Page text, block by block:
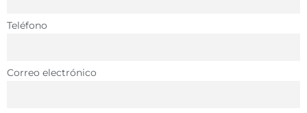
Teléfono
Correo electrónico